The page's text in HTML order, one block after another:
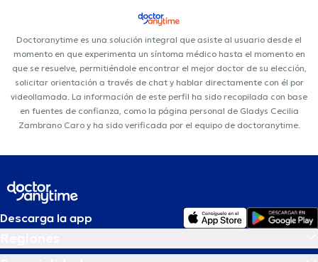
Doctoranytime es una solución integral que asiste al usuario desde el
momento en que experimenta un síntoma médico hasta el momento en
que se resuelve, permitiéndole encontrar el mejor doctor de su elección,
solicitar orientación a través de chat y hablar directamente con él por
videollamada. La información de este perfil ha sido recopilada con base
en fuentes de confianza, como la página personal de Gladys Cecilia
Zambrano Caro y ha sido verificada por el equipo de doctoranytime.
Descarga la app